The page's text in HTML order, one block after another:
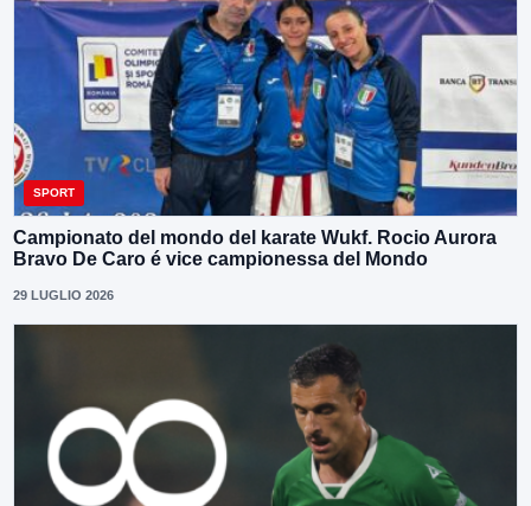
SPORT
Campionato del mondo del karate Wukf. Rocio Aurora
Bravo De Caro é vice campionessa del Mondo
29 LUGLIO 2026